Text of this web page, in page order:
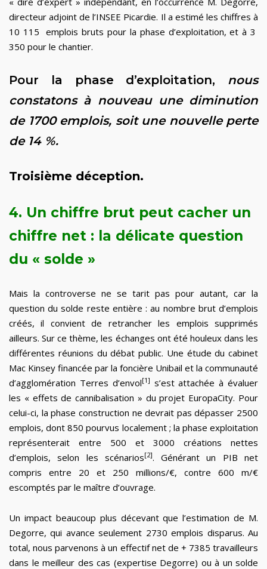
directeur adjoint de l’INSEE Picardie. Il a estimé les chiffres à
10 115 emplois bruts pour la phase d’exploitation, et à 3
350 pour le chantier.
Pour la phase d’exploitation, nous
constatons à nouveau une diminution
de 1700 emplois, soit une nouvelle perte
de 14 %.
Troisième déception.
4. Un chiffre brut peut cacher un
chiffre net : la délicate question
du « solde »
Mais la controverse ne se tarit pas pour autant, car la
question du solde reste entière : au nombre brut d’emplois
créés, il convient de retrancher les emplois supprimés
ailleurs. Sur ce thème, les échanges ont été houleux dans les
différentes réunions du débat public. Une étude du cabinet
Mac Kinsey financée par la foncière Unibail et la communauté
d’agglomération Terres d’envol[1] s’est attachée à évaluer
les « effets de cannibalisation » du projet EuropaCity. Pour
celui-ci, la phase construction ne devrait pas dépasser 2500
emplois, dont 850 pourvus localement ; la phase exploitation
représenterait entre 500 et 3000 créations nettes
d’emplois, selon les scénarios[2]. Générant un PIB net
compris entre 20 et 250 millions/€, contre 600
m/€
escomptés par le maître d’ouvrage.
Un impact beaucoup plus décevant que l’estimation de M.
Degorre, qui avance seulement 2730 emplois disparus. Au
total, nous parvenons à un effectif net de + 7385 travailleurs
dans le meilleur des cas (expertise Degorre) ou à un solde